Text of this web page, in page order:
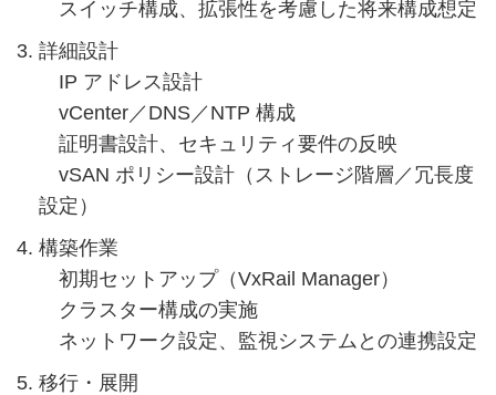
スイッチ構成、拡張性を考慮した将来構成想定
詳細設計
IP アドレス設計
vCenter／DNS／NTP 構成
証明書設計、セキュリティ要件の反映
vSAN ポリシー設計（ストレージ階層／冗長度
設定）
構築作業
初期セットアップ（VxRail Manager）
クラスター構成の実施
ネットワーク設定、監視システムとの連携設定
移行・展開